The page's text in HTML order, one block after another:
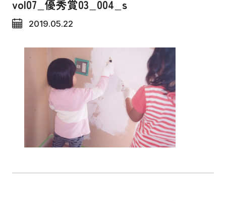
塗
イベント
メディア情報
広報誌
vol07_優秀賞03_004_s
2019.05.22